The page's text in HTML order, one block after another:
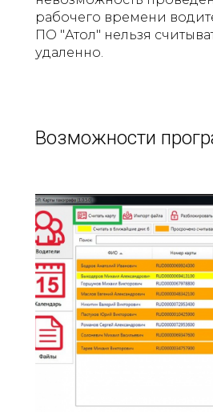
рабочего времени
ПО "Атол" нельзя
удаленно.
Возможности